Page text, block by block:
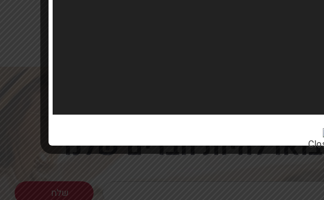
רוצים להתעדכן ראשונים על מבצעים והטבות?
בואו להיות חברים שלנו